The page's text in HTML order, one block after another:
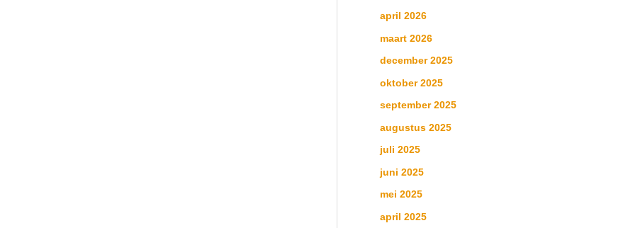
april 2026
maart 2026
december 2025
oktober 2025
september 2025
augustus 2025
juli 2025
juni 2025
mei 2025
april 2025